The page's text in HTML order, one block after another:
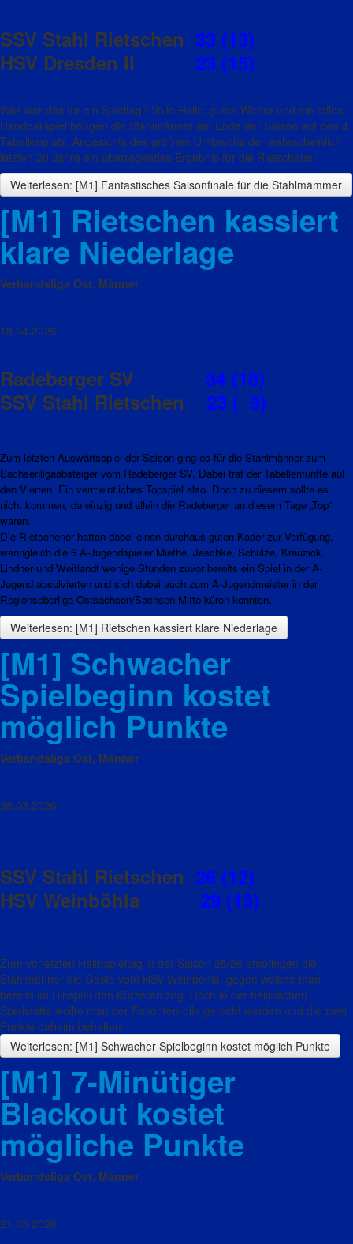
SSV Stahl Rietschen 33 (13)
HSV Dresden II
23 (15)
Was war das für ein Spieltag? Volle Halle, gutes Wetter und ein tolles
Handballspiel bringen die Stahlmänner am Ende der Saison auf den 4.
Tabellenplatz. Angesichts des größten Umbruchs der wahrscheinlich
letzten 20 Jahre ein überragendes Ergebnis für die Rietschener.
Weiterlesen: [M1] Fantastisches Saisonfinale für die Stahlmämmer
[M1] Rietschen kassiert
klare Niederlage
Verbandsliga Ost, Männer
18.04.2026
Radeberger SV 34 (18)
SSV Stahl Rietschen
23 ( 9)
Zum letzten Auswärtsspiel der Saison ging es für die Stahlmänner zum
Sachsenligaabsteiger vom Radeberger SV. Dabei traf der Tabellenfünfte auf
den Vierten. Ein vermeintliches Topspiel also. Doch zu diesem sollte es
nicht kommen, da einzig und allein die Radeberger an diesem Tage „Top“
waren.
Die Rietschener hatten dabei einen durchaus guten Kader zur Verfügung,
wenngleich die 6 A-Jugendspieler Miethe, Jeschke, Schulze, Krauzick,
Lindner und Weitlandt wenige Stunden zuvor bereits ein Spiel in der A-
Jugend absolvierten und sich dabei auch zum A-Jugendmeister in der
Regionsoberliga Ostsachsen/Sachsen-Mitte küren konnten.
Weiterlesen: [M1] Rietschen kassiert klare Niederlage
[M1] Schwacher
Spielbeginn kostet
möglich Punkte
Verbandsliga Ost, Männer
28.03.2026
SSV Stahl Rietschen 26 (12)
HSV Weinböhla
29 (13)
Zum vorletzten Heimspieltag in der Saison 25/26 empfingen die
Stahlmänner die Gäste vom HSV Weinböhla, gegen welche man
bereits im Hinspiel den Kürzeren zog. Doch in der heimischen
Spielstätte wollte man der Favoritenrolle gerecht werden und die zwei
Punkte daheim behalten.
Weiterlesen: [M1] Schwacher Spielbeginn kostet möglich Punkte
[M1] 7-Minütiger
Blackout kostet
mögliche Punkte
Verbandsliga Ost, Männer
21.03.2026